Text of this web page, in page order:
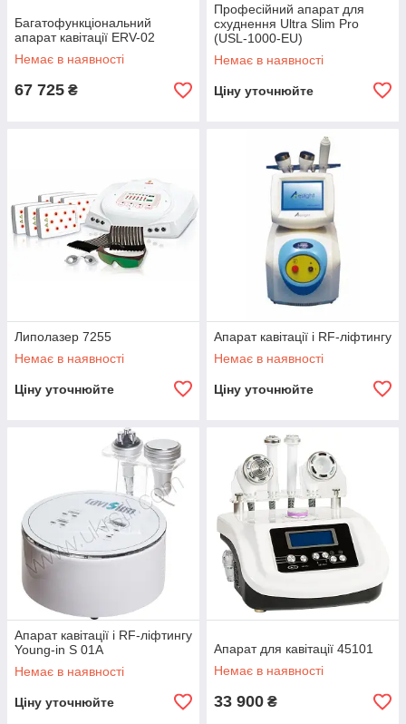
Багатофункціональний
апарат кавітації ERV-02
Немає в наявності
67 725 ₴
Професійний апарат для
схуднення Ultra Slim Pro
(USL-1000-EU)
Немає в наявності
Ціну уточнюйте
Липолазер 7255
Немає в наявності
Ціну уточнюйте
Апарат кавітації і RF-ліфтингу
Немає в наявності
Ціну уточнюйте
Апарат кавітації і RF-ліфтингу
Young-in S 01A
Немає в наявності
Ціну уточнюйте
Апарат для кавітації 45101
Немає в наявності
33 900 ₴